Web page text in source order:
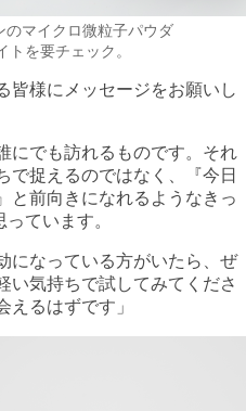
マイクロ微粒子パウダ
トを要チェック。
皆様にメッセージをお願いし
にでも訪れるものです。それ
で捉えるのではなく、『今日
と前向きになれるようなきっ
ています。
になっている方がいたら、ぜ
い気持ちで試してみてくださ
えるはずです」